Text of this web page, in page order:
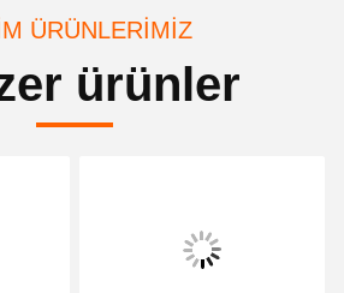
ÜRÜNLERIMIZ
ürünler